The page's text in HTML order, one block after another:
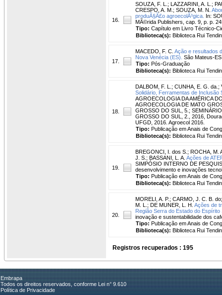
16.
SOUZA, F. L. ; LAZZARINI, A. L. ;
CRESPO, A. M. ; SOUZA, M. N.
produÃ§Ã£o agroecolÃ³gica. In:
MÃ©rida Publishers, cap. 9, p. p.
Tipo: Capítulo em Livro Técnico-
Biblioteca(s): Biblioteca Rui
17.
MACEDO, F. C. Ação e resultados
Nova Venécia (ES). São Mateus-
Tipo: Pós-Graduação
Biblioteca(s): Biblioteca Rui
18.
DALBOM, F. L. ; CUNHA, E. G. da. ;
Solidário, Ferramentas de Inclusão
AGROECOLOGIA DA AMÉRICA
AGROECOLOGIA DE MATO
GROSSO DO SUL, 5.;
GROSSO DO SUL, 2., 2016,
UFGD, 2016. Agroecol 2016.
Tipo: Publicação em Anais de
Biblioteca(s): Biblioteca Rui
19.
BREGONCI, I. dos S. ; ROCHA, M.
J. S. ; BASSANI, L. A. Ações de
SIMPÓSIO INTERNO DE
desenvolvimento e inovações
Tipo: Publicação em Anais de
Biblioteca(s): Biblioteca Rui
20.
MORELI, A. P. ; CARMO, J. C. B. do
M. L. ; DE MUNER, L. H. Ações de
Região Serra do Estado do Espírito
inovação e sustentabilidade dos
Tipo: Publicação em Anais de
Biblioteca(s): Biblioteca Rui
Registros recuperados : 195
Embrapa
Todos os direitos reservados, conforme Lei n° 9.610
Política de Privacidade